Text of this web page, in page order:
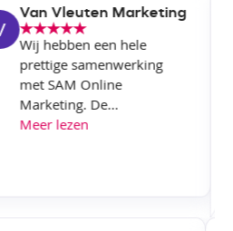
Van Vleuten Marketing
Wij hebben een hele
prettige samenwerking
met SAM Online
Marketing. De...
Meer lezen